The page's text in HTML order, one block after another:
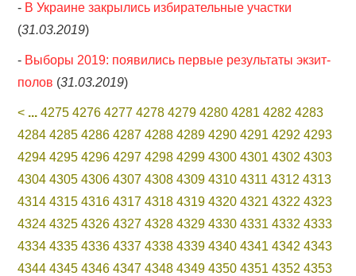
- В Украине закрылись избирательные участки
(31.03.2019)
- Выборы 2019: появились первые результаты экзит-
полов (31.03.2019)
< ... 4275 4276 4277 4278 4279 4280 4281 4282 4283
4284 4285 4286 4287 4288 4289 4290 4291 4292 4293
4294 4295 4296 4297 4298 4299 4300 4301 4302 4303
4304 4305 4306 4307 4308 4309 4310 4311 4312 4313
4314 4315 4316 4317 4318 4319 4320 4321 4322 4323
4324 4325 4326 4327 4328 4329 4330 4331 4332 4333
4334 4335 4336 4337 4338 4339 4340 4341 4342 4343
4344 4345 4346 4347 4348 4349 4350 4351 4352 4353